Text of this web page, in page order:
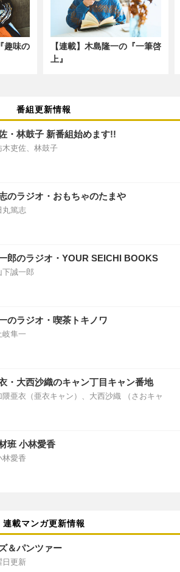
趣味の
【連載】木島隆一の『一筆啓
上』
番組更新情報
・林鼓子 新番組始めます!!
木吏佐、林鼓子
のラジオ・おもちゃのたまや
丸篤志
郎のラジオ・YOUR SEICHI BOOKS
下誠一郎
のラジオ・喫茶トキノワ
岐隼一
・大西沙織のキャン丁目キャン番地
隈亜衣（亜衣キャン）、大西沙織 （さおキャ
班 小林愛香
林愛香
連載マンガ更新情報
＆パンツァー
日更新